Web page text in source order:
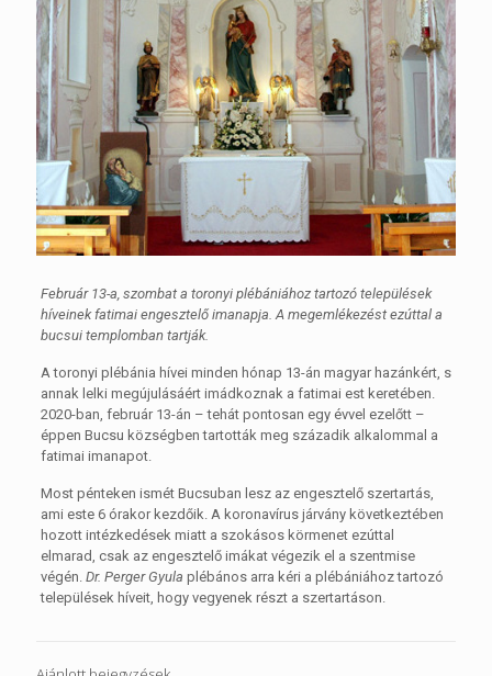
Február 13-a, szombat a toronyi plébániához tartozó települések
híveinek fatimai engesztelő imanapja. A megemlékezést ezúttal a
bucsui templomban tartják.
A toronyi plébánia hívei minden hónap 13-án magyar hazánkért, s
annak lelki megújulásáért imádkoznak a fatimai est keretében.
2020-ban, február 13-án – tehát pontosan egy évvel ezelőtt –
éppen Bucsu községben tartották meg századik alkalommal a
fatimai imanapot.
Most pénteken ismét Bucsuban lesz az engesztelő szertartás,
ami este 6 órakor kezdőik. A koronavírus járvány következtében
hozott intézkedések miatt a szokásos körmenet ezúttal
elmarad, csak az engesztelő imákat végezik el a szentmise
végén. Dr. Perger Gyula plébános arra kéri a plébániához tartozó
települések híveit, hogy vegyenek részt a szertartáson.